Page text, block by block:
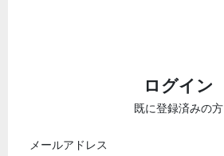
ログイン
既に登録済みの方
メールアドレス